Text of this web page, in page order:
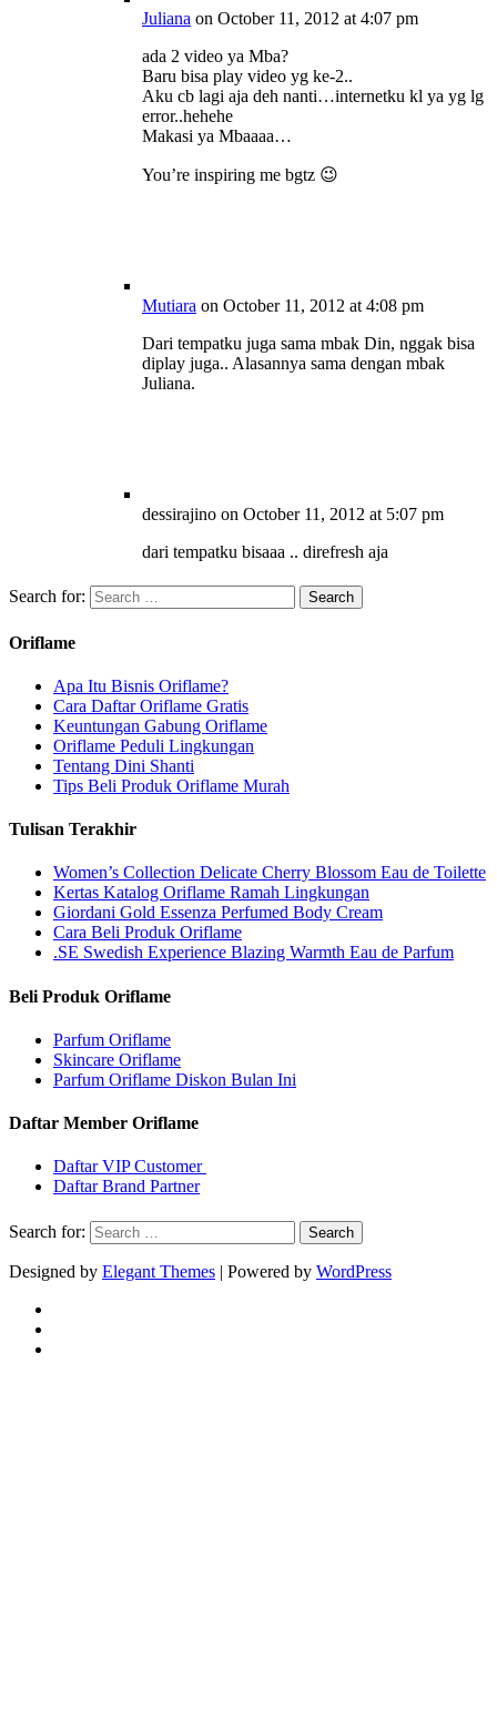
Juliana on October 11, 2012 at 4:07 pm
ada 2 video ya Mba?
Baru bisa play video yg ke-2..
Aku cb lagi aja deh nanti…internetku kl ya yg lg
error..hehehe
Makasi ya Mbaaaa…
You’re inspiring me bgtz 😉
Mutiara on October 11, 2012 at 4:08 pm
Dari tempatku juga sama mbak Din, nggak bisa
diplay juga.. Alasannya sama dengan mbak
Juliana.
dessirajino on October 11, 2012 at 5:07 pm
dari tempatku bisaaa .. direfresh aja
Search for:
Oriflame
Apa Itu Bisnis Oriflame?
Cara Daftar Oriflame Gratis
Keuntungan Gabung Oriflame
Oriflame Peduli Lingkungan
Tentang Dini Shanti
Tips Beli Produk Oriflame Murah
Tulisan Terakhir
Women’s Collection Delicate Cherry Blossom Eau de Toilette
Kertas Katalog Oriflame Ramah Lingkungan
Giordani Gold Essenza Perfumed Body Cream
Cara Beli Produk Oriflame
.SE Swedish Experience Blazing Warmth Eau de Parfum
Beli Produk Oriflame
Parfum Oriflame
Skincare Oriflame
Parfum Oriflame Diskon Bulan Ini
Daftar Member Oriflame
Daftar VIP Customer
Daftar Brand Partner
Search for:
Designed by Elegant Themes | Powered by WordPress